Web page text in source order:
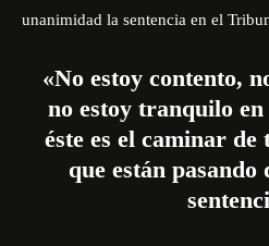
unanimidad la sentencia en el
«No estoy contento,
no estoy tranquilo en
éste es el caminar de
que están pasando